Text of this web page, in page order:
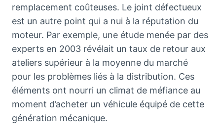
remplacement coûteuses. Le joint défectueux
est un autre point qui a nui à la réputation du
moteur. Par exemple, une étude menée par des
experts en 2003 révélait un taux de retour aux
ateliers supérieur à la moyenne du marché
pour les problèmes liés à la distribution. Ces
éléments ont nourri un climat de méfiance au
moment d’acheter un véhicule équipé de cette
génération mécanique.